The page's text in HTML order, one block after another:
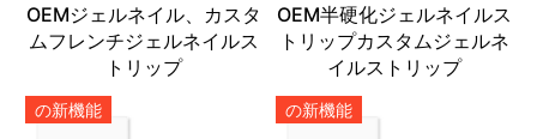
OEMジェルネイル、カスタ
ムフレンチジェルネイルス
トリップ
OEM半硬化ジェルネイルス
トリップカスタムジェルネ
イルストリップ
の新機能 の新機能